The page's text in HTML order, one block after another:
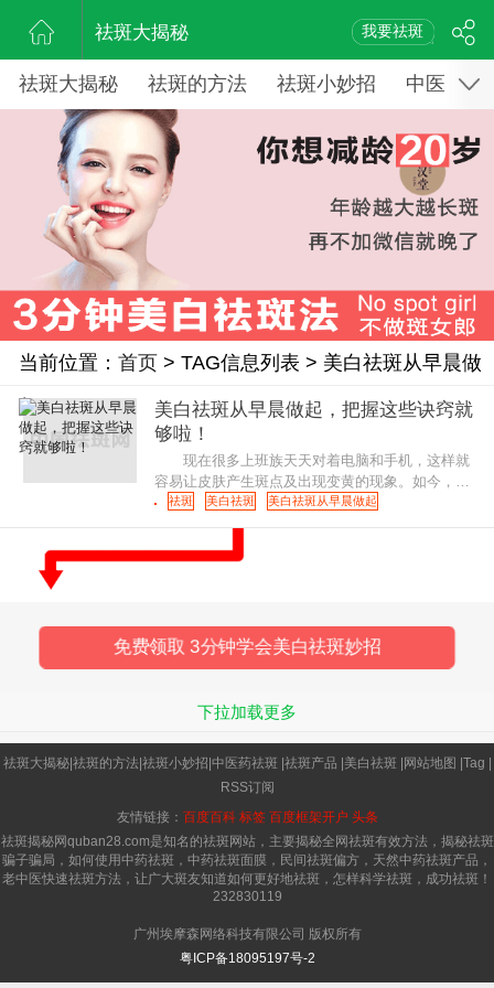
祛斑大揭秘 我要祛斑
祛斑大揭秘 祛斑的方法 祛斑小妙招 中医药祛
当前位置： 首页> TAG信息列表 > 美白祛斑从早晨做
起
美白祛斑从早晨做起，把握这些诀窍就
够啦！
现在很多上班族天天对着电脑和手机，这样就
容易让皮肤产生斑点及出现变黄的现象。如今，美
白祛斑已经成为了小仙女们的重要需求。那么美白
祛斑的方法有哪些?现在教你一
祛斑 美白祛斑 美白祛斑从早晨做起
免费领取 3分钟学会美白祛斑妙招
下拉加载更多
祛斑大揭秘|祛斑的方法|祛斑小妙招|中医药祛斑 |祛斑产品 |美白祛斑 |网站地图 |Tag |
RSS订阅
友情链接： 百度百科 标签 百度框架开户 头条
祛斑揭秘网quban28.com是知名的祛斑网站，主要揭秘全网祛斑有效方法，揭秘祛斑
骗子骗局，如何使用中药祛斑，中药祛斑面膜，民间祛斑偏方，天然中药祛斑产品，
老中医快速祛斑方法，让广大斑友知道如何更好地祛斑，怎样科学祛斑，成功祛斑！
232830119
广州埃摩森网络科技有限公司 版权所有
粤ICP备18095197号-2